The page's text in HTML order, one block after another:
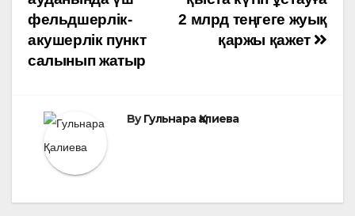
по
записям
2 млрд теңгеге жуық
қаржы қажет
фельдшерлік-
акушерлік пункт
салынып жатыр
ByГульнара Қалиева